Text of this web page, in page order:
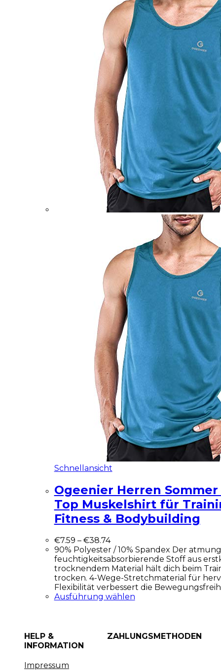
Schnellansicht
Ogeenier Herren
Top Muskelshirt für
Fitness & Bodybuilding
€7.59 – €38.74
90% Polyester / 10% Spandex Der
feuchtigkeitsabsorbierende Stoff aus
trocknendem Material hält dich beim
trocken. 4-Wege-Stretchmaterial für
Flexibilität verbessert die
Ausführung wählen
HELP &
INFORMATION
Impressum
ZAHLUNGSMETHODEN